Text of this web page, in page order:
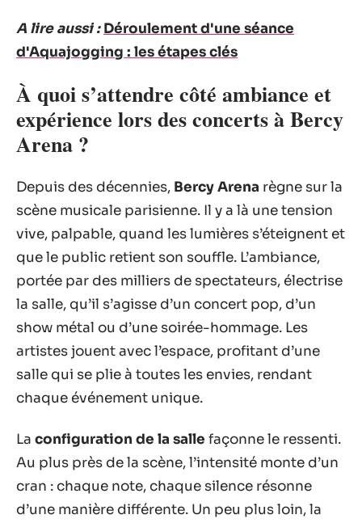
A lire aussi : Déroulement d'une séance
d'Aquajogging : les étapes clés
À quoi s’attendre côté ambiance et
expérience lors des concerts à Bercy
Arena ?
Depuis des décennies, Bercy Arena règne sur la
scène musicale parisienne. Il y a là une tension
vive, palpable, quand les lumières s’éteignent et
que le public retient son souffle. L’ambiance,
portée par des milliers de spectateurs, électrise
la salle, qu’il s’agisse d’un concert pop, d’un
show métal ou d’une soirée-hommage. Les
artistes jouent avec l’espace, profitant d’une
salle qui se plie à toutes les envies, rendant
chaque événement unique.
La configuration de la salle façonne le ressenti.
Au plus près de la scène, l’intensité monte d’un
cran : chaque note, chaque silence résonne
d’une manière différente. Un peu plus loin, la